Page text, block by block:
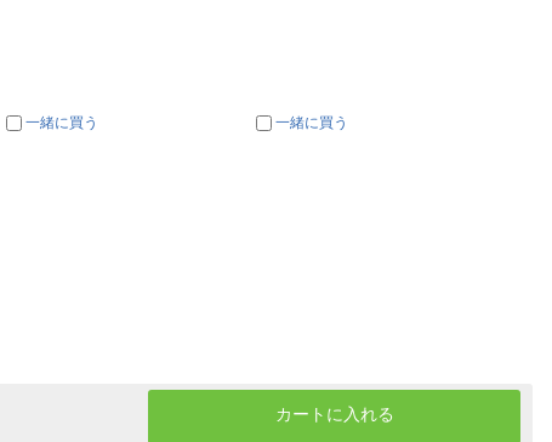
一緒に買う 一緒に買う
カートに入れる